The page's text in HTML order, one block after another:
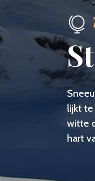

lijkt
witte
hart